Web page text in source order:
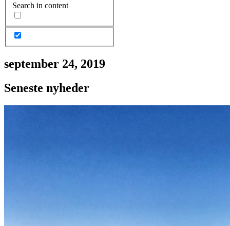
Search in content
september 24, 2019
Seneste nyheder